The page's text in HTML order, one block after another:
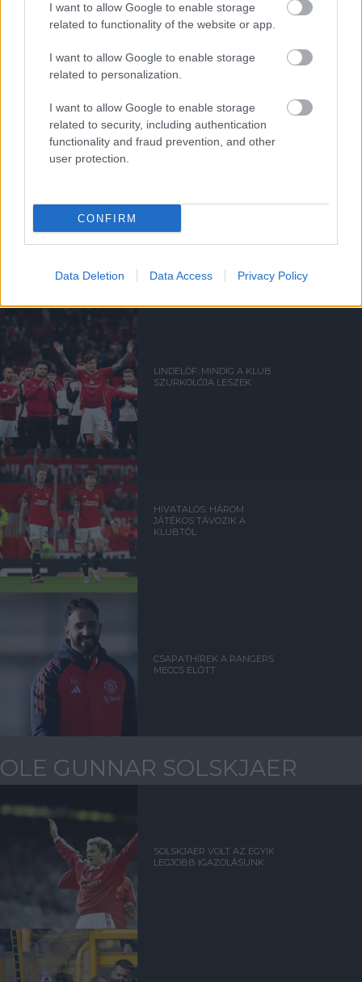
I want to allow Google to enable storage
related to functionality of the website or app.
I want to allow Google to enable storage
related to personalization.
I want to allow Google to enable storage
related to security, including authentication
functionality and fraud prevention, and other
user protection.
CONFIRM
Data Deletion Data Access Privacy Policy
VICTOR LINDELÖF
NEM KAPTA MEG A NEKI
JÁRÓ ELISMERÉST
LINDELÖF: MINDIG A KLUB
SZURKOLÓJA LESZEK
HIVATALOS: HÁROM
JÁTÉKOS TÁVOZIK A
KLUBTÓL
CSAPATHÍREK A RANGERS
MECCS ELŐTT
OLE GUNNAR SOLSKJAER
SOLSKJAER VOLT AZ EGYIK
LEGJOBB IGAZOLÁSUNK